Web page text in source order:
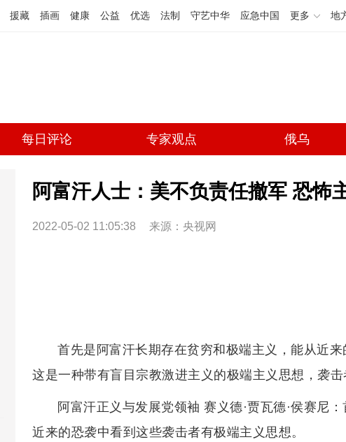
援藏 插画 健康 公益 优选 法制 守艺中华 应急中国 更多 地
每日评论 专家观点 俄乌
阿富汗人士：美不负责任撤军 恐怖
2022-05-02 11:05:38 来源：央视网
首先是阿富汗长期存在贫穷和极端主义，能从近
这是一种带有盲目宗教激进主义的极端主义思想，袭
阿富汗正义与发展党领袖 赛义德·贾瓦德·侯赛尼
近来的恐袭中看到这些袭击者有极端主义思想。